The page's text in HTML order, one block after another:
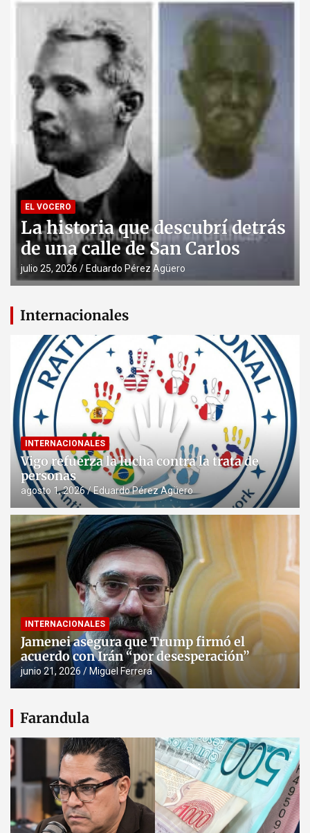
EL VOCERO
La historia que descubrí detrás
de una calle de San Carlos
julio 25, 2026 Eduardo Pérez Agüero
Internacionales
INTERNACIONALES
Vigo refuerza la lucha contra la trata de
personas
agosto 1, 2026 Eduardo Pérez Agüero
INTERNACIONALES
Jamenei asegura que Trump firmó el
acuerdo con Irán “por desesperación”
junio 21, 2026 Miguel Ferrera
Farandula